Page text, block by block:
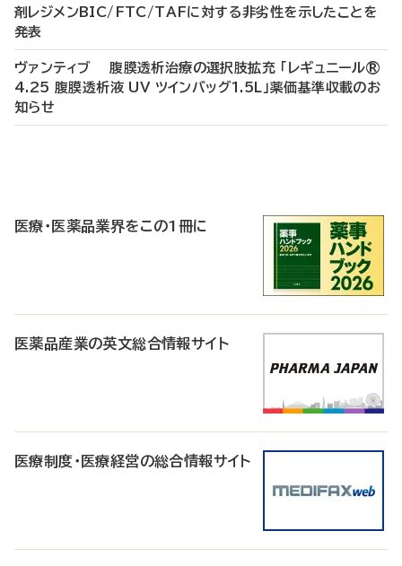
剤レジメンBIC/FTC/TAFに対する非劣性を示したことを
発表
ヴァンティブ 腹膜透析治療の選択肢拡充 「レギュニール®
4.25 腹膜透析液 UV ツインバッグ1.5L」薬価基準収載のお
知らせ
医療・医薬品業界をこの1冊に
医薬品産業の英文総合情報サイト
医療制度・医療経営の総合情報サイト